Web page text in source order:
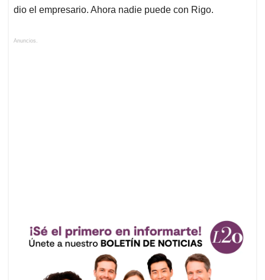
dio el empresario. Ahora nadie puede con Rigo.
Anuncios.